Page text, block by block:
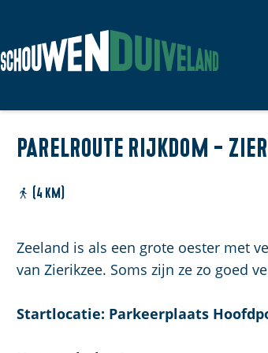
Parelroute Rijkdom -
(4 km)
Zeeland is als een grote oester met
van Zierikzee. Soms zijn ze zo goed
Startlocatie: Parkeerplaats